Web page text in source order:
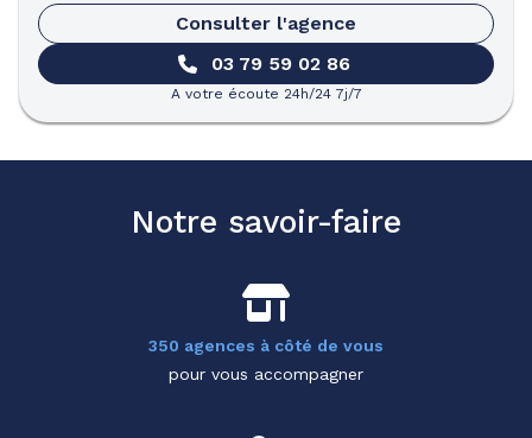
Consulter l'agence
03 79 59 02 86
A votre écoute 24h/24 7j/7
Notre savoir-faire
350 agences à côté de vous
pour vous accompagner